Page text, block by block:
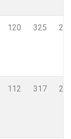
120 325
112 317